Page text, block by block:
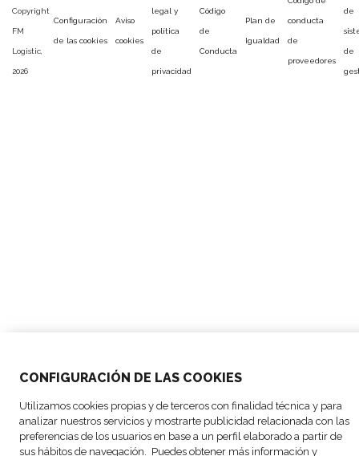
CONFIGURACIÓN DE LAS COOKIES
Utilizamos cookies propias y de terceros con finalidad técnica y para
analizar nuestros servicios y mostrarte publicidad relacionada con las
preferencias de los usuarios en base a un perfil elaborado a partir de
sus hábitos de navegación. Puedes obtener más información y
Copyright
FM
Logistic,
2026
Configuración
de las cookies
Aviso
cookies
legal y
política
de
privacidad
Código
de
Conducta
Plan de
Igualdad
conducta
de
proveedores
de
de